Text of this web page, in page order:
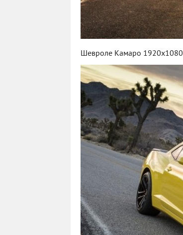
Шевроле Камаро 1920х1080